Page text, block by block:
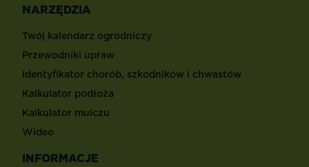
NARZĘDZIA
Twój kalendarz ogrodniczy
Przewodniki upraw
Identyfikator chorób, szkodników i chwastów
Kalkulator podłoża
Kalkulator mulczu
Wideo
INFORMACJE